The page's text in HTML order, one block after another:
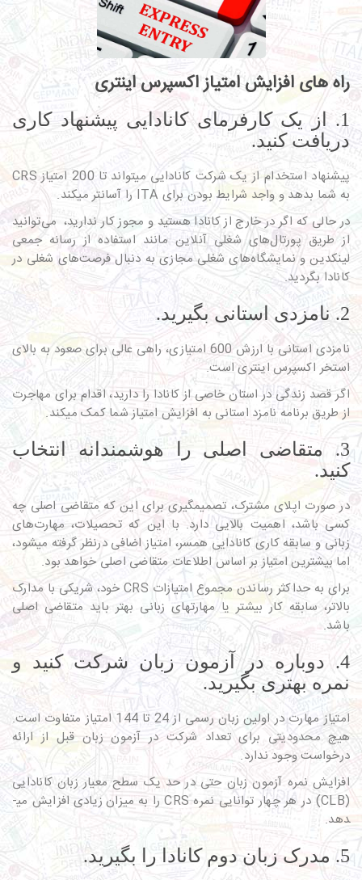
راه­ های افزایش امتیاز اکسپرس اینتری
1. از یک کارفرمای کانادایی پیشنهاد کاری
دریافت کنید.
پیشنهاد استخدام از یک شرکت کانادایی می­تواند تا 200 امتیاز CRS
به شما بدهد و واجد شرایط بودن برای ITA را آسان­تر می­کند.
در حالی که اگر در خارج از کانادا هستید و مجوز کار ندارید، می‌توانید
از طریق پورتال‌های شغلی آنلاین مانند استفاده از رسانه جمعی
لینکدین و نمایشگاه‌های شغلی مجازی به دنبال فرصت‌های شغلی در
کانادا بگردید.
2. نامزدی استانی بگیرید.
نامزدی استانی با ارزش 600 امتیازی، راهی عالی برای صعود به بالای
استخر اکسپرس اینتری است.
اگر قصد زندگی در استان خاصی از کانادا را دارید، اقدام برای مهاجرت
از طریق برنامه نامزد استانی به افزایش امتیاز شما کمک می­کند.
3. متقاضی اصلی را هوشمندانه انتخاب
کنید.
در صورت اپلای مشترک، تصمیم­گیری برای این که متقاضی اصلی چه
کسی باشد، اهمیت بالایی دارد. با این که تحصیلات، مهارت‌های
زبانی و سابقه کاری کانادایی همسر، امتیاز اضافی درنظر گرفته می­شود،
اما بیشترین امتیاز بر اساس اطلاعات متقاضی اصلی خواهد بود.
برای به حداکثر رساندن مجموع امتیازات CRS خود، شریکی با مدارک
بالاتر، سابقه کار بیشتر یا مهارت­های زبانی بهتر باید متقاضی اصلی
باشد.
4. دوباره در آزمون زبان شرکت کنید و
نمره بهتری بگیرید.
امتیاز مهارت در اولین زبان رسمی از 24 تا 144 امتیاز متفاوت است.
هیچ محدودیتی برای تعداد شرکت در آزمون زبان قبل از ارائه
درخواست وجود ندارد.
افزایش نمره آزمون زبان حتی در حد یک سطح معیار زبان کانادایی
(CLB) در هر چهار توانایی نمره CRS را به میزان زیادی افزایش می­
دهد.
5. مدرک زبان دوم کانادا را بگیرید.